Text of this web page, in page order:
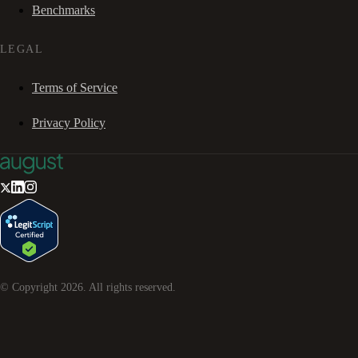
Benchmarks
LEGAL
Terms of Service
Privacy Policy
© Copyright 2026 . All rights reserved.